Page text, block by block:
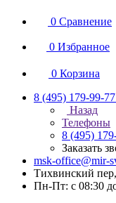
0 Сравнение
0 Избранное
0 Корзина
8 (495) 179-99-77
Назад
Телефоны
8 (495)
Заказать
msk-office@mir-
Тихвинский
Пн-Пт: с 08:30